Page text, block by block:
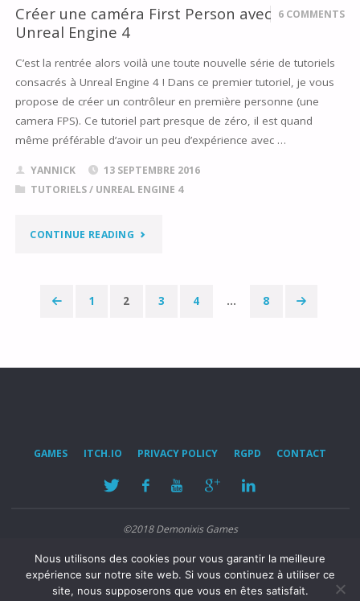
4.6
Créer une caméra First Person avec
Unreal Engine 4
6 COMMENTS
C’est la rentrée alors voilà une toute nouvelle série de tutoriels
consacrés à Unreal Engine 4 ! Dans ce premier tutoriel, je vous
propose de créer un contrôleur en première personne (une
camera FPS). Ce tutoriel part presque de zéro, il est quand
même préférable d’avoir un peu d’expérience avec …
YANNICK
13 SEPTEMBRE 2016
TUTORIELS/ UNREAL ENGINE 4
CONTINUE READING "CRÉER
CAMÉRA
ENGINE
4"
des
1 2 3 4 … 8
GAMES ITCH.IO PRIVACY POLICY RGPD CONTACT
©2018 Demonixis Games
POWERED BYSEPTERA &WORDPRESS.
Nous utilisons des cookies pour vous garantir la meilleure
expérience sur notre site web. Si vous continuez à utiliser ce
site, nous supposerons que vous en êtes satisfait.